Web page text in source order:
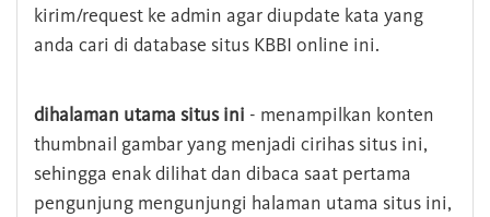
kirim/request ke admin agar diupdate kata yang
anda cari di database situs KBBI online ini.
dihalaman utama situs ini - menampilkan konten
thumbnail gambar yang menjadi cirihas situs ini,
sehingga enak dilihat dan dibaca saat pertama
pengunjung mengunjungi halaman utama situs ini,